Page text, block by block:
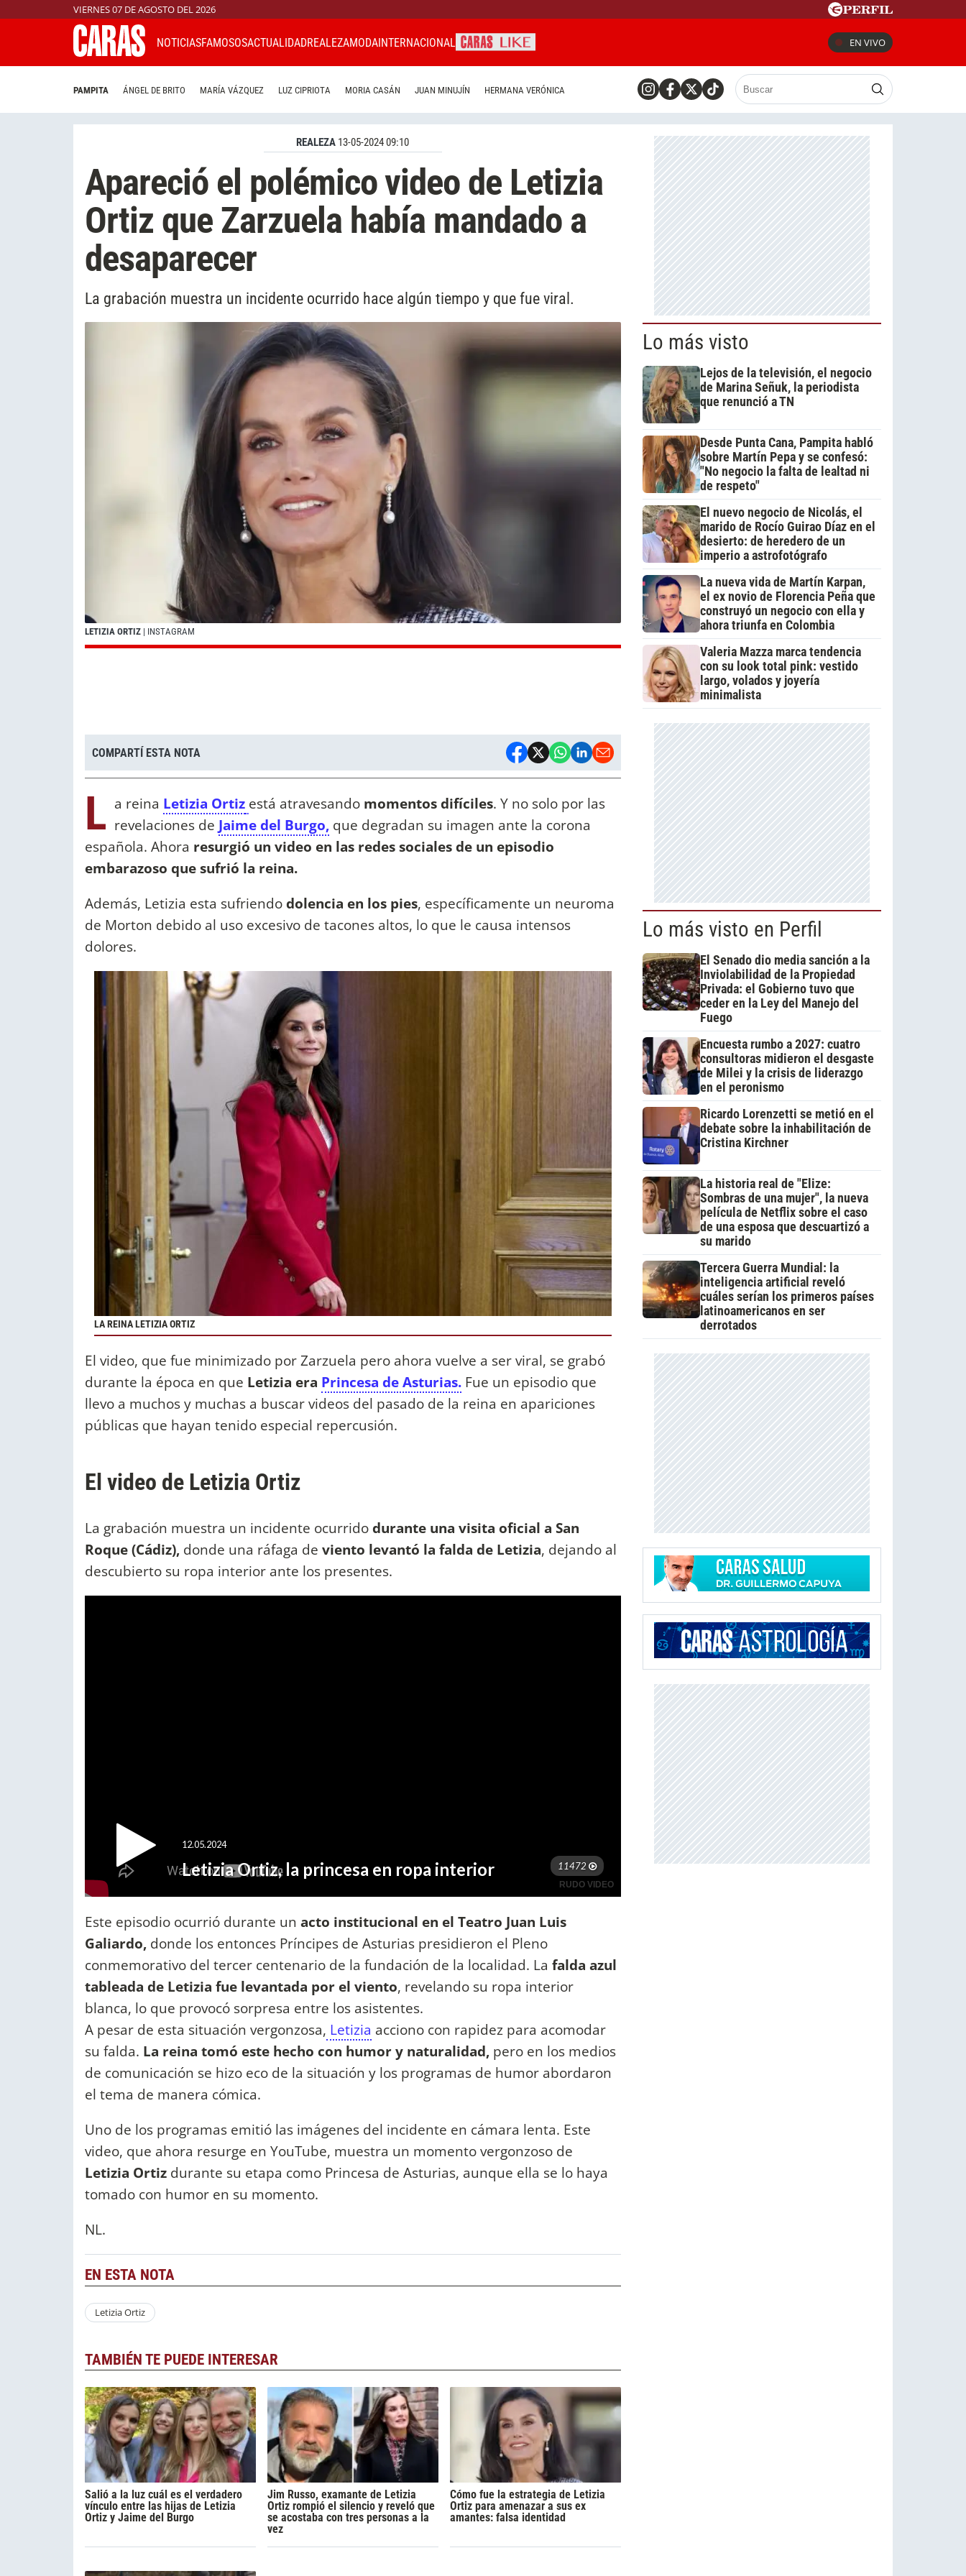
VIERNES 07 DE AGOSTO DEL 2026
NOTICIASFAMOSOSACTUALIDADREALEZAMODAINTERNACIONAL EN VIVO
PAMPITA ÁNGEL DE BRITO MARÍA VÁZQUEZ LUZ CIPRIOTA MORIA CASÁN JUAN MINUJÍN HERMANA VERÓNICA
REALEZA 13-05-2024 09:10
Apareció el polémico video de Letizia
Ortiz que Zarzuela había mandado a
desaparecer
La grabación muestra un incidente ocurrido hace algún tiempo y que fue viral.
LETIZIA ORTIZ | INSTAGRAM
COMPARTÍ ESTA NOTA
L a reina Letizia Ortiz está atravesando momentos difíciles. Y no solo por las
revelaciones de Jaime del Burgo, que degradan su imagen ante la corona
española. Ahora resurgió un video en las redes sociales de un episodio
embarazoso que sufrió la reina.
Además, Letizia esta sufriendodolencia en los pies, específicamente un neuroma
de Morton debido al uso excesivo de tacones altos, lo que le causa intensos
dolores.
LA REINA LETIZIA ORTIZ
El video, que fue minimizado por Zarzuela pero ahora vuelve a ser viral, se grabó
durante la época en que Letizia era Princesa de Asturias. Fue un episodio que
llevo a muchos y muchas a buscar videos del pasado de la reina en apariciones
públicas que hayan tenido especial repercusión.
El video de Letizia Ortiz
La grabación muestra un incidente ocurridodurante una visita oficial a San
Roque (Cádiz), donde una ráfaga de viento levantó la falda de Letizia, dejando al
descubierto su ropa interior ante los presentes.
Este episodio ocurrió durante un acto institucional en el Teatro Juan Luis
Galiardo, donde los entonces Príncipes de Asturias presidieron el Pleno
conmemorativo del tercer centenario de la fundación de la localidad. La falda azul
tableada de Letizia fue levantada por el viento, revelando su ropa interior
blanca, lo que provocó sorpresa entre los asistentes.
A pesar de esta situación vergonzosa, Letizia acciono con rapidez para acomodar
su falda. La reina tomó este hecho con humor y naturalidad, pero en los medios
de comunicación se hizo eco de la situación y los programas de humor abordaron
el tema de manera cómica.
Uno de los programas emitió las imágenes del incidente en cámara lenta. Este
video, que ahora resurge en YouTube, muestra un momento vergonzoso de
Letizia Ortiz durante su etapa como Princesa de Asturias, aunque ella se lo haya
tomado con humor en su momento.
NL.
EN ESTA NOTA
Letizia Ortiz
TAMBIÉN TE PUEDE INTERESAR
Salió a la luz cuál es el verdadero
vínculo entre las hijas de Letizia
Ortiz y Jaime del Burgo
Jim Russo, examante de Letizia
Ortiz rompió el silencio y reveló que
se acostaba con tres personas a la
vez
Cómo fue la estrategia de Letizia
Ortiz para amenazar a sus ex
amantes: falsa identidad
Lo más visto
Lejos de la televisión, el negocio
de Marina Señuk, la periodista
que renunció a TN
Desde Punta Cana, Pampita habló
sobre Martín Pepa y se confesó:
"No negocio la falta de lealtad ni
de respeto"
El nuevo negocio de Nicolás, el
marido de Rocío Guirao Díaz en el
desierto: de heredero de un
imperio a astrofotógrafo
La nueva vida de Martín Karpan,
el ex novio de Florencia Peña que
construyó un negocio con ella y
ahora triunfa en Colombia
Valeria Mazza marca tendencia
con su look total pink: vestido
largo, volados y joyería
minimalista
Lo más visto en Perfil
El Senado dio media sanción a la
Inviolabilidad de la Propiedad
Privada: el Gobierno tuvo que
ceder en la Ley del Manejo del
Fuego
Encuesta rumbo a 2027: cuatro
consultoras midieron el desgaste
de Milei y la crisis de liderazgo
en el peronismo
Ricardo Lorenzetti se metió en el
debate sobre la inhabilitación de
Cristina Kirchner
La historia real de "Elize:
Sombras de una mujer", la nueva
película de Netflix sobre el caso
de una esposa que descuartizó a
su marido
Tercera Guerra Mundial: la
inteligencia artificial reveló
cuáles serían los primeros países
latinoamericanos en ser
derrotados